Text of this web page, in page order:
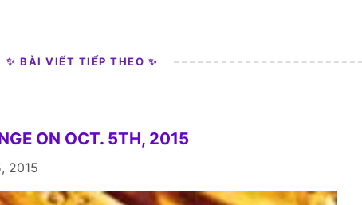
✨ BÀI VIẾT TIẾP THEO ✨
ON OCT. 5TH, 2015
2015